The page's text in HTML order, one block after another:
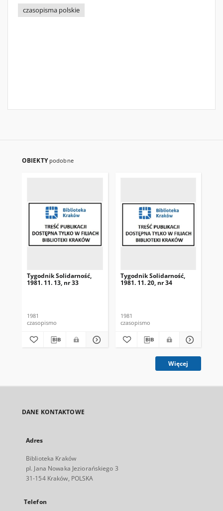
czasopisma polskie
OBIEKTY podobne
Tygodnik Solidarność,
1981. 11. 13, nr 33
1981
czasopismo
Tygodnik Solidarność,
1981. 11. 20, nr 34
1981
czasopismo
Więcej
DANE KONTAKTOWE
Adres
Biblioteka Kraków
pl. Jana Nowaka Jeziorańskiego 3
31-154 Kraków, POLSKA
Telefon